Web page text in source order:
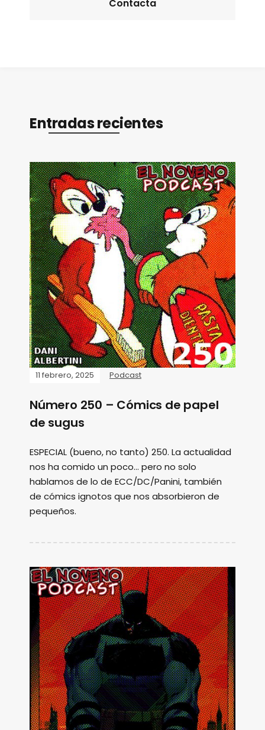
Contacta
Entradas recientes
11 febrero, 2025 Podcast
Número 250 – Cómics de papel
de sugus
ESPECIAL (bueno, no tanto) 250. La actualidad
nos ha comido un poco... pero no solo
hablamos de lo de ECC/DC/Panini, también
de cómics ignotos que nos absorbieron de
pequeños.